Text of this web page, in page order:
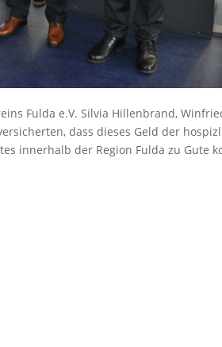
Fulda e.V. Silvia Hillenbrand,
dass dieses Geld der
innerhalb der Region Fulda zu Gute